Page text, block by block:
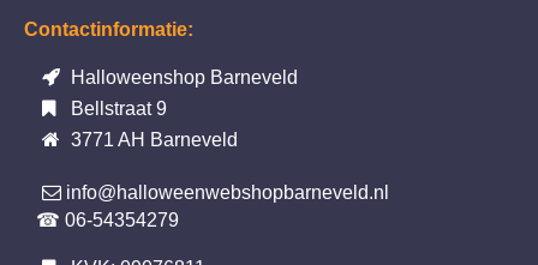
Contactinformatie:
Halloweenshop Barneveld
Bellstraat 9
3771 AH Barneveld
info@halloweenwebshopbarneveld.nl
☎ 06-54354279